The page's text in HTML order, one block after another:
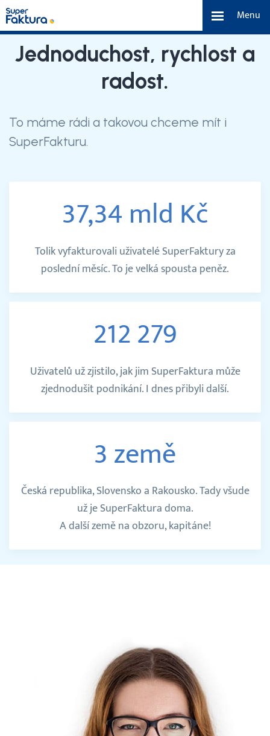
Menu
Funkce
Ceník
O nás
Kontakt a média
Vyhledávání
Čeština
Přihlášení
Jednoduchost, rychlost a
radost.
To máme rádi a takovou chceme mít i
SuperFakturu.
37,34 mld Kč
Tolik vyfakturovali uživatelé SuperFaktury za
poslední měsíc. To je velká spousta peněz.
212 279
Uživatelů už zjistilo, jak jim SuperFaktura může
zjednodušit podnikání. I dnes přibyli další.
3 země
Česká republika, Slovensko a Rakousko. Tady všude
už je SuperFaktura doma.
A další země na obzoru, kapitáne!